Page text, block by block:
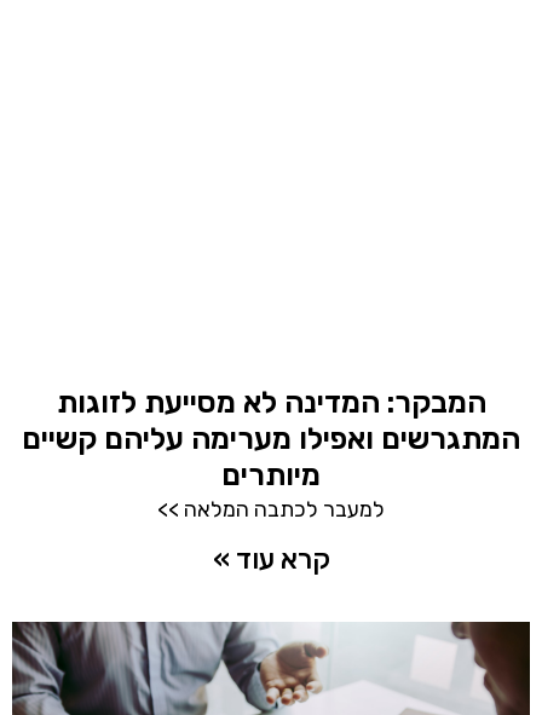
המבקר: המדינה לא מסייעת לזוגות
המתגרשים ואפילו מערימה עליהם קשיים
מיותרים
למעבר לכתבה המלאה >>
קרא עוד »